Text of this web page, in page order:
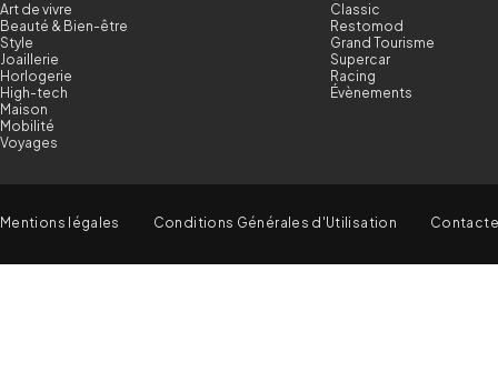
Art de vivre
Beauté & Bien-être
Style
Joaillerie
Horlogerie
High-tech
Maison
Mobilité
Voyages
Classic
Restomod
Grand Tourisme
Supercar
Racing
Évènements
Mentions légales Conditions Générales d'Utilisation